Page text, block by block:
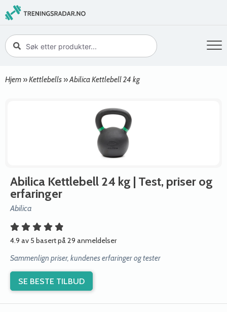
Hjem »Kettlebells »Abilica Kettlebell 24 kg
Abilica Kettlebell 24 kg | Test, priser og
erfaringer
Abilica
4.9 av 5 basert på 29 anmeldelser
Sammenlign priser, kundenes erfaringer og tester
SE BESTE TILBUD